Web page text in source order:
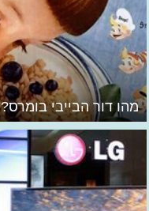
מהו דור הבייבי בומרס?